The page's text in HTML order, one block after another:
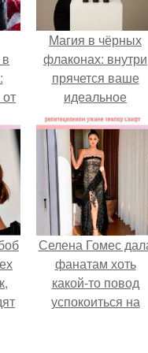
Магия в чёрных
флаконах: внутри
прячется ваше
идеальное
настроение.
Селена Гомес
фанатам хоть
какой-то повод
успокоиться на